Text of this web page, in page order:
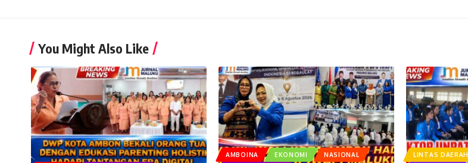
You Might Also Like
AMBOINA EKONOMI
NASIONAL
LINTAS DAERAH